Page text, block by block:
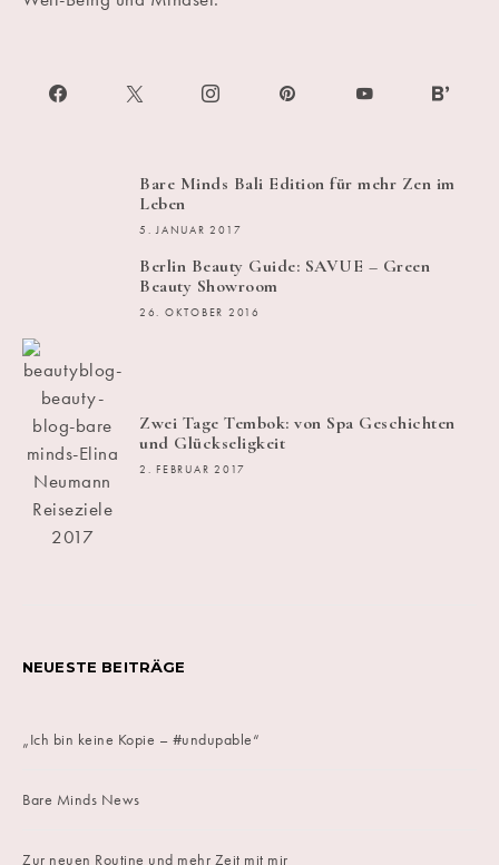
Bare Minds Bali Edition für mehr Zen im
Leben
5. JANUAR 2017
Berlin Beauty Guide: SAVUE – Green
Beauty Showroom
26. OKTOBER 2016
Zwei Tage Tembok: von Spa Geschichten
und Glückseligkeit
2. FEBRUAR 2017
NEUESTE BEITRÄGE
„Ich bin keine Kopie – #undupable“
Bare Minds News
Zur neuen Routine und mehr Zeit mit mir